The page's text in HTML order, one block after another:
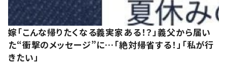
嫁「こんな帰りたくなる義実家ある！？」義父から届い
た“衝撃のメッセージ”に…「絶対帰省する！」「私が行
きたい」